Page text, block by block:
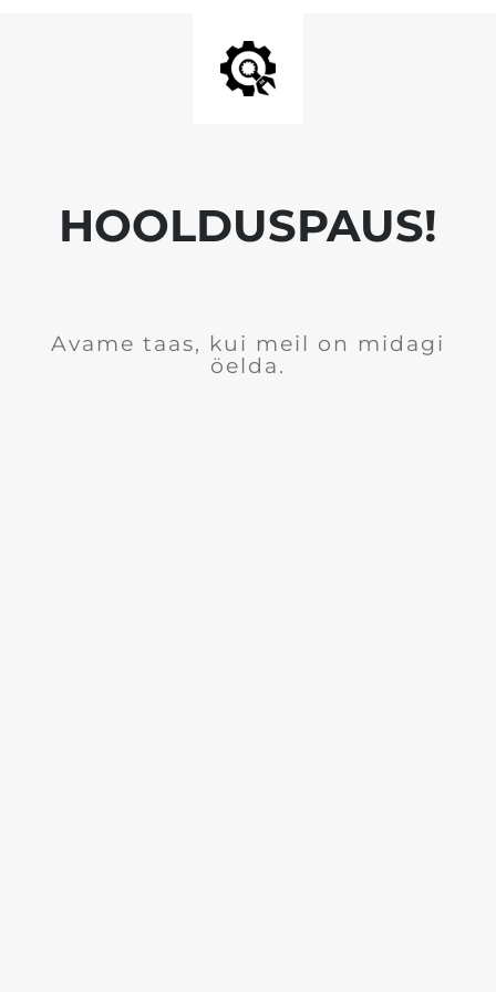
HOOLDUSPAUS!
Avame taas, kui meil on midagi
öelda.